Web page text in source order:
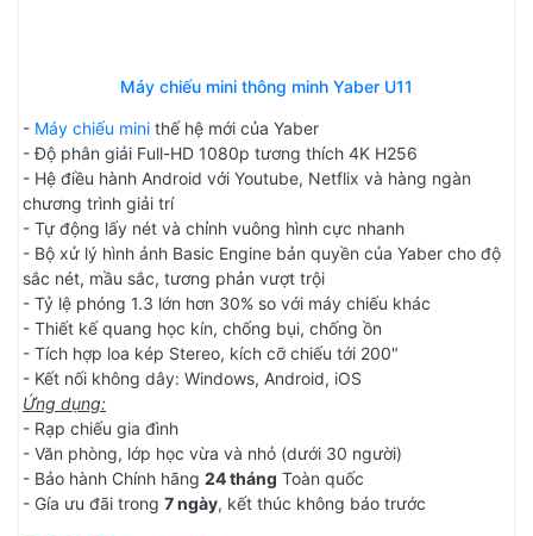
Máy chiếu mini thông minh Yaber U11
- Máy chiếu mini thế hệ mới của Yaber
- Độ phân giải Full-HD 1080p tương thích 4K H256
- Hệ điều hành Android với Youtube, Netflix và hàng ngàn
chương trình giải trí
- Tự động lấy nét và chỉnh vuông hình cực nhanh
- Bộ xử lý hình ảnh Basic Engine bản quyền của Yaber cho độ
sắc nét, mầu sắc, tương phản vượt trội
- Tỷ lệ phóng 1.3 lớn hơn 30% so với máy chiếu khác
- Thiết kế quang học kín, chống bụi, chống ồn
- Tích hợp loa kép Stereo, kích cỡ chiếu tới 200"
- Kết nối không dây: Windows, Android, iOS
Ứng dụng:
- Rạp chiếu gia đình
- Văn phòng, lớp học vừa và nhỏ (dưới 30 người)
- Bảo hành Chính hãng 24 tháng Toàn quốc
- Gía ưu đãi trong 7 ngày, kết thúc không báo trước